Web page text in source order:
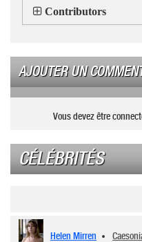
Contributors
AJOUTER UN
Vous devez être
CÉLÉBRITÉS
Helen Mirren